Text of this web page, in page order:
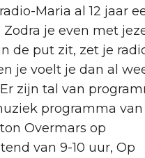
Maria al 12 jaar
Zodra je even met
de put zit, zet je
je voelt je dan al
zijn tal van
programma van
Overmars op
van 9-10 uur, Op